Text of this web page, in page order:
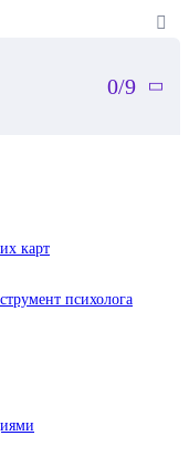
0/9
карт
психолога